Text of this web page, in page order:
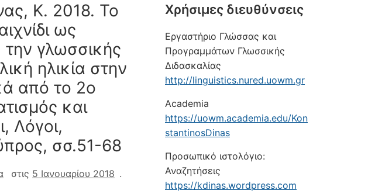
Κ. 2018. Το
ως
την γλωσσικής
ηλικία στην
από το 2o
και
Λόγοι,
σσ.51-68
στις 5 Ιανουαρίου 2018 .
Xρήσιμες διευθύνσεις
Εργαστήριο Γλώσσας και
Προγραμμάτων Γλωσσικής
Διδασκαλίας
http://linguistics.nured.uowm.gr
Academia
https://uowm.academia.edu/Kon
stantinosDinas
Προσωπικό ιστολόγιο:
Αναζητήσεις
https://kdinas.wordpress.com